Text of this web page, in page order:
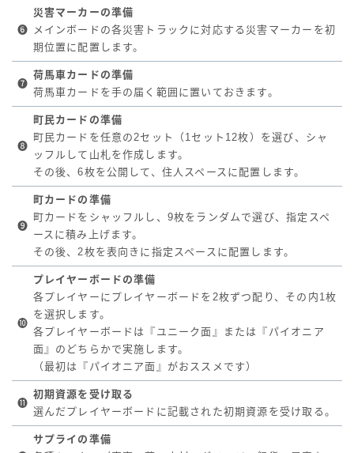
❻
災害マーカーの準備
メインボードの各災害トラックに対応する災害マーカーを初
期位置に配置します。
❼
荷馬車カードの準備
荷馬車カードを手の届く範囲に置いておきます。
❽
町民カードの準備
町民カードを任意の2セット（1セット12枚）を選び、シャ
ッフルして山札を作成します。
その後、6枚を公開して、住人スペースに配置します。
❾
町カードの準備
町カードをシャッフルし、9枚をランダムで選び、指定スペ
ースに積み上げます。
その後、2枚を表向きに指定スペースに配置します。
❿
プレイヤーボードの準備
各プレイヤーにプレイヤーボードを2枚ずつ配り、その内1枚
を選択します。
各プレイヤーボードは『ユニーク面』または『パイオニア
面』のどちらかで実施します。
（最初は『パイオニア面』がおススメです）
⓫
初期資源を受け取る
選んだプレイヤーボードに記載された初期資源を受け取る。
サプライの準備